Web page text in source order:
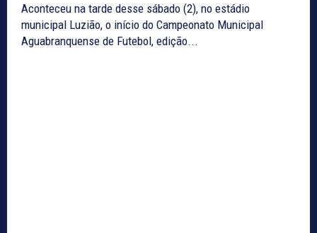
Aconteceu na tarde desse sábado (2), no estádio
municipal Luzião, o início do Campeonato Municipal
Aguabranquense de Futebol, edição...